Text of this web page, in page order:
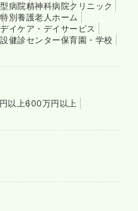
病院精神科病院クリニック
特別養護老人ホーム
デイケア・デイサービス
健診センター保育園・学校
以上600万円以上